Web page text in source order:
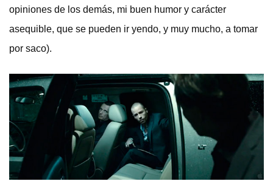
opiniones de los demás, mi buen humor y carácter
asequible, que se pueden ir yendo, y muy mucho, a tomar
por saco).